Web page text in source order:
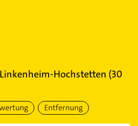
Linkenheim-Hochstetten (30
Entfernung